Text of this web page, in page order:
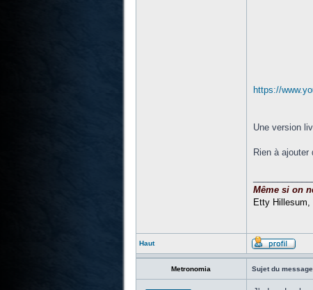
https://
Une version
Rien à ajouter
Même si on
Etty Hillesum,
Haut
Metronomia Sujet du